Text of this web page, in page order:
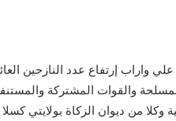
واراب إرتفاع عدد النازحين
والقوات المشتركة
من ديوان الزكاة بولايتي